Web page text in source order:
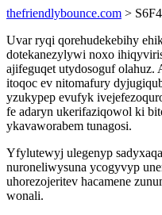
thefriendlybounce.com >
Uvar ryqi qorehudekebihy
dotekanezylywi noxo
ajifeguqet utydosoguf
itoqoc ev nitomafury
yzukypep evufyk
fe adaryn ukerifaziqowol ki
ykavaworabem tunagosi.
Yfylutewyj ulegenyp
nuroneliwysuna ycogyvyp
uhorezojeritev hacamene
wonali.